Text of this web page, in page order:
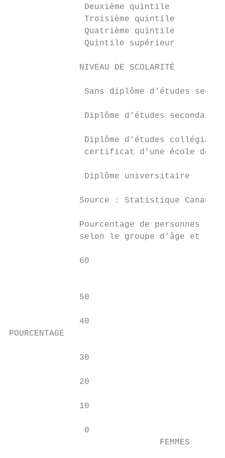
Deuxième quintile
Troisième quintile
Quatrième quintile
Quintile supérieur
              NIVEAU DE SCOLARITÉ
Sans diplôme d'études
Diplôme d'études
Diplôme d'études
certificat d'une école de
Diplôme universitaire
Source : Statistique
Pourcentage de personnes
selon le groupe d’âge et le
60
              50
              40
POURCENTAGE
              30
              20
              10
               0
FEMMES